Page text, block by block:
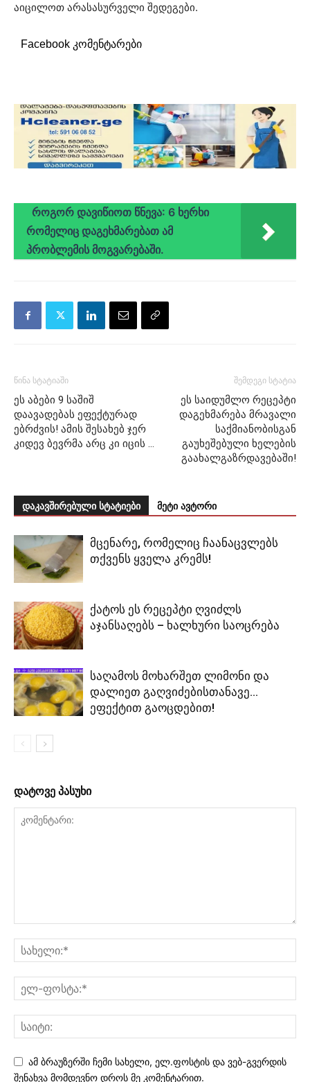
აიცილოთ არასასურველი შედეგები.
Facebook კომენტარები
როგორ დავიწიოთ წნევა: 6 ხერხი
რომელიც დაგეხმარებათ ამ
პრობლემის მოგვარებაში.
წინა სტატიაში
ეს აბები 9 საშიშ
დაავადებას ეფექტურად
ებრძვის! ამის შესახებ ჯერ
კიდევ ბევრმა არც კი იცის …
შემდეგი სტატია
ეს საიდუმლო რეცეპტი
დაგეხმარება მრავალი
საქმიანობისგან
გაუხეშებული ხელების
გაახალგაზრდავებაში!
დაკავშირებული სტატიები მეტი ავტორი
მცენარე, რომელიც ჩაანაცვლებს
თქვენს ყველა კრემს!
ქატოს ეს რეცეპტი ღვიძლს
აჯანსაღებს – ხალხური საოცრება
საღამოს მოხარშეთ ლიმონი და
დალიეთ გაღვიძებისთანავე…
ეფექტით გაოცდებით!
დატოვე პასუხი
ამ ბრაუზერში ჩემი სახელი, ელ.ფოსტის და ვებ-გვერდის
შენახვა მომდევნო დროს მე კომენტარით.